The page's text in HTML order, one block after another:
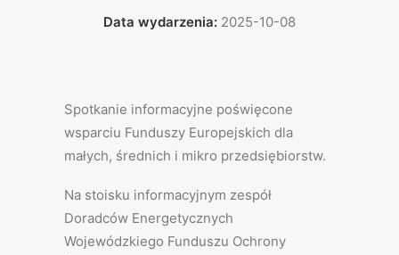
Data wydarzenia: 2025-10-08
Spotkanie informacyjne poświęcone
wsparciu Funduszy Europejskich dla
małych, średnich i mikro przedsiębiorstw.
Na stoisku informacyjnym zespół
Doradców Energetycznych
Wojewódzkiego Funduszu Ochrony